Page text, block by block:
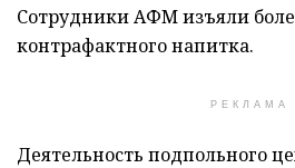
Сотрудники АФМ изъяли
контрафактного напитка.
РЕКЛАМА
Деятельность подпольного